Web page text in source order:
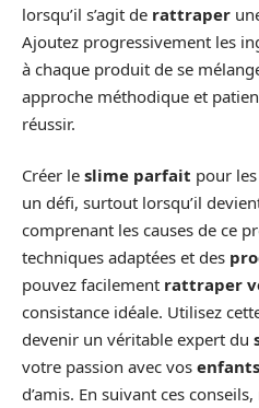
lorsqu’il s’agit de rattraper
Ajoutez progressivement les
à chaque produit de se
approche méthodique et
réussir.
Créer le slime parfait pour les
un défi, surtout lorsqu’il
comprenant les causes de ce
techniques adaptées et des
pouvez facilement rattraper
consistance idéale. Utilisez
devenir un véritable expert du
votre passion avec vos enfants
d’amis. En suivant ces